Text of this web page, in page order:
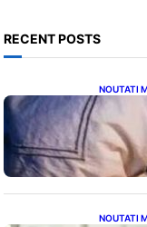
RECENT POSTS
NOUTATI
Tusea
NOUTATI